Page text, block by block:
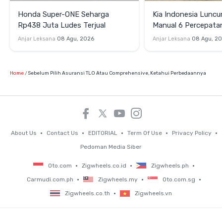
Honda Super-ONE Seharga
Rp438 Juta Ludes Terjual
Anjar Leksana 08 Agu, 2026
Kia Indonesia
Manual 6
Rp269 Juta
Anjar Leksana 08 Agu,
Home Sebelum Pilih Asuransi TLO Atau Comprehensive, Ketahui Perbedaannya
About Us Contact Us EDITORIAL Term Of Use
Privacy Policy
Pedoman Media Siber
Oto.com Zigwheels.co.id
Zigwheels.ph
Carmudi.com.ph
Zigwheels.my
Oto.com.sg
Zigwheels.co.th
Zigwheels.vn